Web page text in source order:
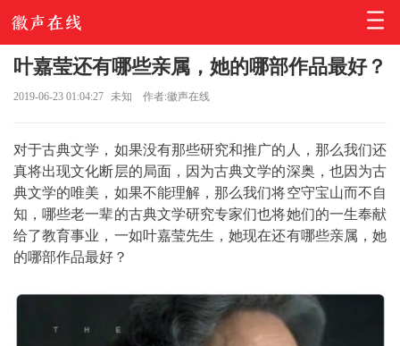
叶嘉莹还有哪些亲属，她的哪部作品最好？
2019-06-23 01:04:27 未知 作者:徽声在线
对于古典文学，如果没有那些研究和推广的人，那么我们还
真将出现文化断层的局面，因为古典文学的深奥，也因为古
典文学的唯美，如果不能理解，那么我们将空守宝山而不自
知，哪些老一辈的古典文学研究专家们也将她们的一生奉献
给了教育事业，一如叶嘉莹先生，她现在还有哪些亲属，她
的哪部作品最好？